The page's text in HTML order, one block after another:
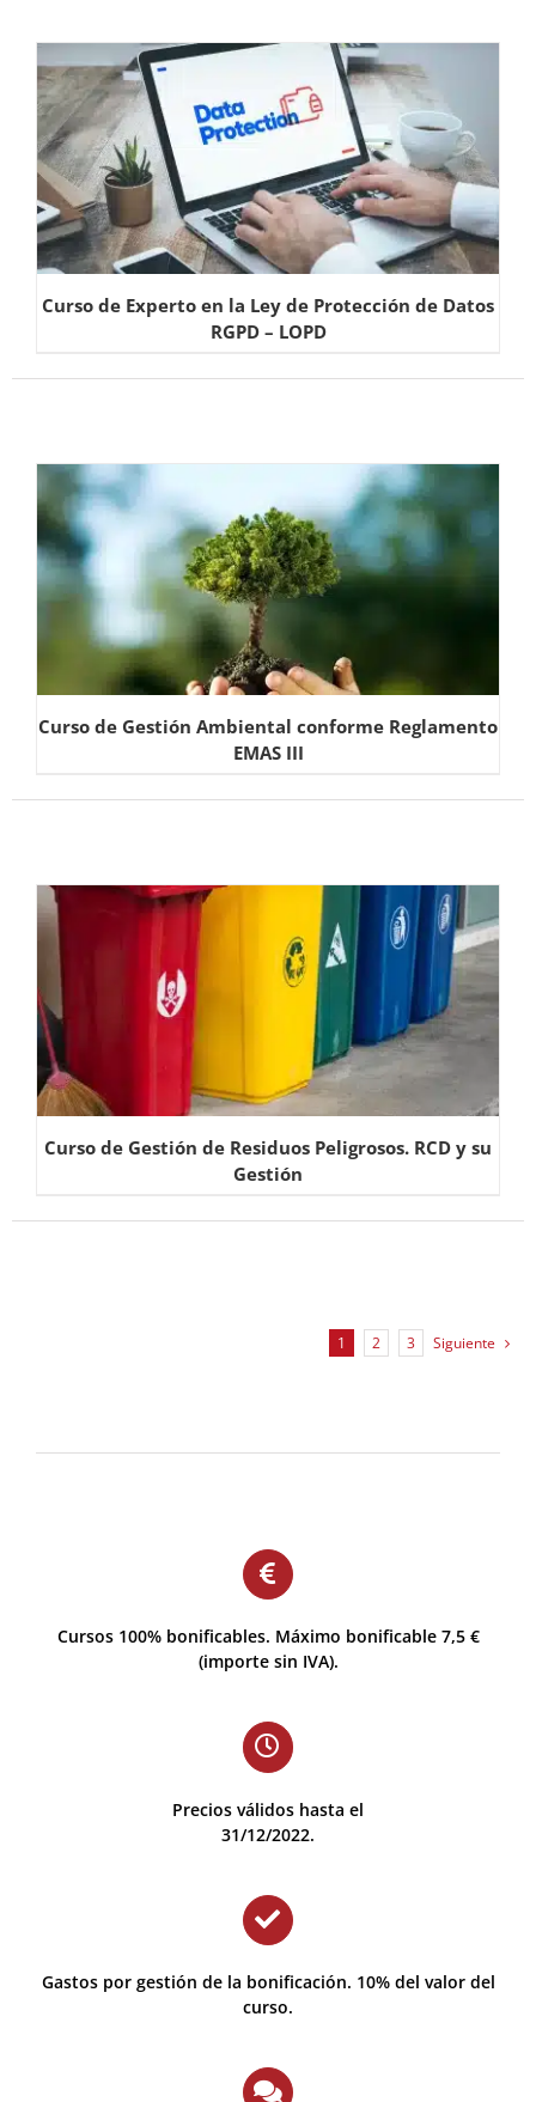
Curso de Experto en la Ley de Protección de Datos
RGPD – LOPD
Curso de Gestión Ambiental conforme Reglamento
EMAS III
Curso de Gestión de Residuos Peligrosos. RCD y su
Gestión
1 2 3 Siguiente
Cursos 100% bonificables. Máximo bonificable 7,5 €
(importe sin IVA).
Precios válidos hasta el
31/12/2022.
Gastos por gestión de la bonificación. 10% del valor del
curso.